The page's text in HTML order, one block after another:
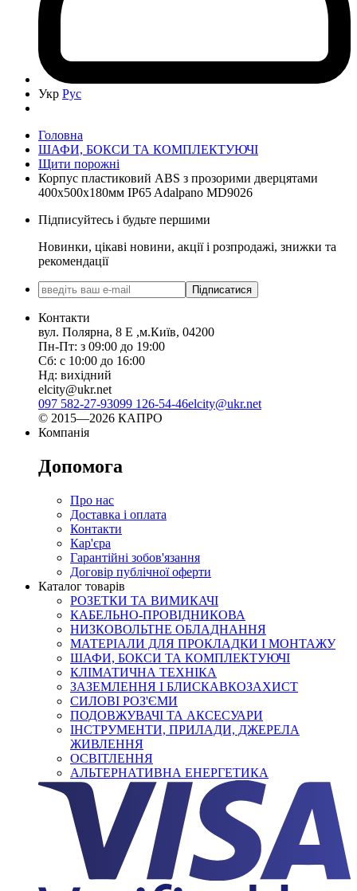
Укр Рус
Головна
ШАФИ, БОКСИ ТА КОМПЛЕКТУЮЧІ
Щити порожні
Корпус пластиковий ABS з прозорими дверцятами
400х500х180мм IP65 Adalpano MD9026
Підписуйтесь і будьте першими
Новинки, цікаві новини, акції і розпродажі, знижки та
рекомендації
Підписатися
Контакти
вул. Полярна, 8 Е ,м.Київ, 04200
Пн-Пт: з 09:00 до 19:00
Сб: с 10:00 до 16:00
Нд: вихідний
elcity@ukr.net
097 582-27-93099 126-54-46elcity@ukr.net
© 2015—2026 КАПРО
Компанія
Допомога
Про нас
Доставка і оплата
Контакти
Кар'єра
Гарантійні зобов'язання
Договір публічної оферти
Каталог товарів
РОЗЕТКИ ТА ВИМИКАЧІ
КАБЕЛЬНО-ПРОВІДНИКОВА
НИЗКОВОЛЬТНЕ ОБЛАДНАННЯ
МАТЕРІАЛИ ДЛЯ ПРОКЛАДКИ І МОНТАЖУ
ШАФИ, БОКСИ ТА КОМПЛЕКТУЮЧІ
КЛІМАТИЧНА ТЕХНІКА
ЗАЗЕМЛЕННЯ І БЛИСКАВКОЗАХИСТ
СИЛОВІ РОЗ'ЄМИ
ПОДОВЖУВАЧІ ТА АКСЕСУАРИ
ІНСТРУМЕНТИ, ПРИЛАДИ, ДЖЕРЕЛА
ЖИВЛЕННЯ
ОСВІТЛЕННЯ
АЛЬТЕРНАТИВНА ЕНЕРГЕТИКА